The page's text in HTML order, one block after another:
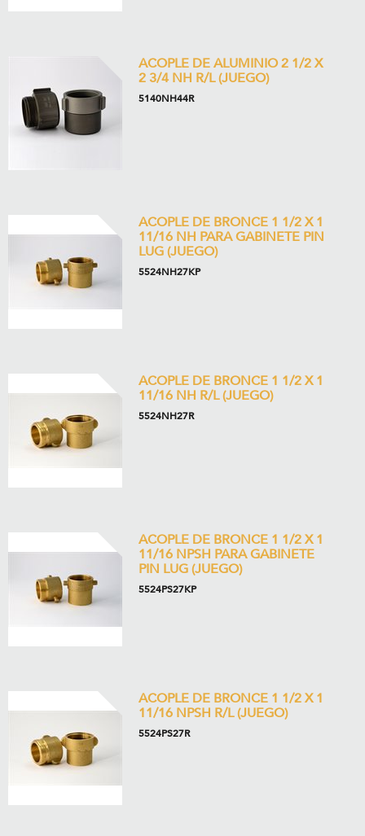
ACOPLE DE ALUMINIO 2 1/2 X
2 3/4 NH R/L (JUEGO)
5140NH44R
ACOPLE DE BRONCE 1 1/2 X 1
11/16 NH PARA GABINETE PIN
LUG (JUEGO)
5524NH27KP
ACOPLE DE BRONCE 1 1/2 X 1
11/16 NH R/L (JUEGO)
5524NH27R
ACOPLE DE BRONCE 1 1/2 X 1
11/16 NPSH PARA GABINETE
PIN LUG (JUEGO)
5524PS27KP
ACOPLE DE BRONCE 1 1/2 X 1
11/16 NPSH R/L (JUEGO)
5524PS27R